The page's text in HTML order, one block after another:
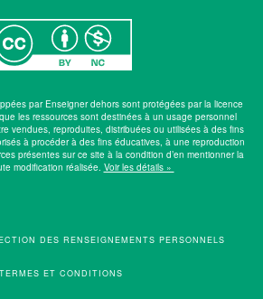
par Enseigner dehors sont protégées par la licence
les ressources sont destinées à un usage personnel
vendues, reproduites, distribuées ou utilisées à des fins
à procéder à des fins éducatives, à une reproduction
présentes sur ce site à la condition d’en mentionner la
modification réalisée. Voir les détails »
DES RENSEIGNEMENTS PERSONNELS
TERMES ET CONDITIONS